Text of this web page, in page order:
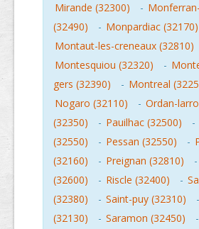
Mirande (32300)
-
(32490)
- Monpardiac (32170)
Montaut-les-creneaux (32810)
Montesquiou (32320)
-
gers (32390)
- Montreal
Nogaro (32110)
- Ordan-
(32350)
- Pauilhac (32500) -
(32550)
- Pessan (32550) -
(32160)
- Preignan (32810) -
(32600)
- Riscle (32400) -
(32380)
- Saint-puy (32310) -
(32130)
- Saramon (32450) -